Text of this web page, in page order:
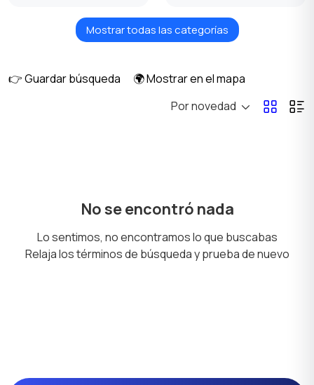
Patines y monopatines Patinetas y Scooters
Deportes acuáticos
libre
dardos
Mostrar todas las categorías
👉 Guardar búsqueda
🌍 Mostrar en el mapa
Por novedad
No se encontró nada
Lo sentimos, no encontramos lo que buscabas
Relaja los términos de búsqueda y prueba de nuevo